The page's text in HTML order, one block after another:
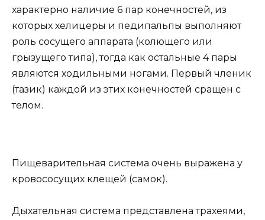
характерно наличие 6 пар конечностей, из
которых хелицеры и педипальпы выполняют
роль сосущего аппарата (колющего или
грызущего типа), тогда как остальные 4 пары
являются ходильными ногами. Первый членик
(тазик) каждой из этих конечностей сращен с
телом.
Пищеварительная система очень выражена у
кровососущих клещей (самок).
Дыхательная система представлена трахеями,